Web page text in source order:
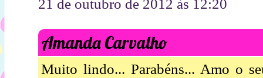
21 de outubro de 2012 às 12:20
Amanda Carvalho
Muito lindo... Parabéns... Amo o